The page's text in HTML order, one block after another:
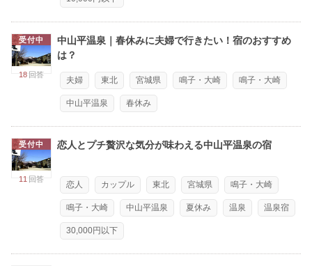
受付中
18 回答
中山平温泉｜春休みに夫婦で行きたい！宿のおすすめ
は？
夫婦 東北 宮城県 鳴子・大崎 鳴子・大崎
中山平温泉 春休み
受付中
11 回答
恋人とプチ贅沢な気分が味わえる中山平温泉の宿
恋人 カップル 東北 宮城県 鳴子・大崎
鳴子・大崎 中山平温泉 夏休み 温泉 温泉宿
30,000円以下